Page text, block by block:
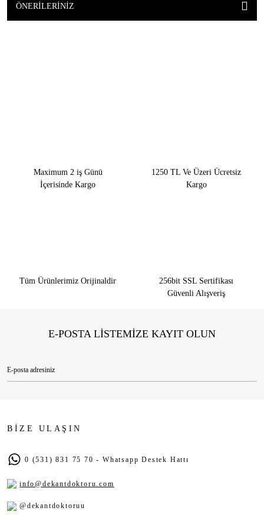
ÖNERILERINIZ
Maximum 2 iş Günü
İçerisinde Kargo
1250 TL Ve Üzeri Ücretsiz
Kargo
Tüm Ürünlerimiz Orijinaldir
256bit SSL Sertifikası
Güvenli Alışveriş
E-POSTA LİSTEMİZE KAYIT OLUN
BİZE ULAŞIN
0 (531) 831 75 70 - Whatsapp Destek Hattı
info@dekantdoktoru.com
@dekantdoktoruu